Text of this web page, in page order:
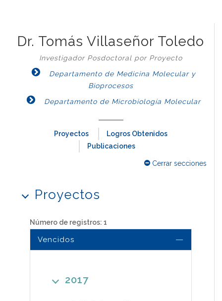
Dr. Tomás Villaseñor Toledo
Investigador Posdoctoral por Proyecto
Departamento de Medicina Molecular y
Bioprocesos
Departamento de Microbiología Molecular
Proyectos
Logros Obtenidos
Publicaciones
Cerrar secciones
Proyectos
Número de registros: 1
Vencidos
2017